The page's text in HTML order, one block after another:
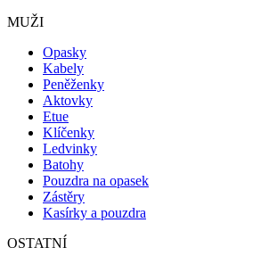
MUŽI
Opasky
Kabely
Peněženky
Aktovky
Etue
Klíčenky
Ledvinky
Batohy
Pouzdra na opasek
Zástěry
Kasírky a pouzdra
OSTATNÍ